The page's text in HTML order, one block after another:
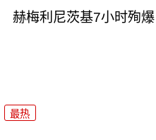
赫梅利尼茨基7小时殉
最热